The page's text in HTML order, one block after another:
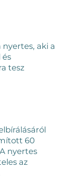
nyertes, aki a
tesz
60
nyertes
az